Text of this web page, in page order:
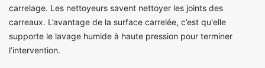
carrelage. Les nettoyeurs savent nettoyer les joints des
carreaux. L’avantage de la surface carrelée, c’est qu'elle
supporte le lavage humide à haute pression pour terminer
l’intervention.